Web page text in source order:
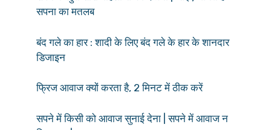
सपना का मतलब
बंद गले का हार : शादी के लिए बंद गले के हार के शानदार
डिजाइन
फ्रिज आवाज क्यों करता है, 2 मिनट में ठीक करें
सपने में किसी को आवाज सुनाई देना | सपने में आवाज न